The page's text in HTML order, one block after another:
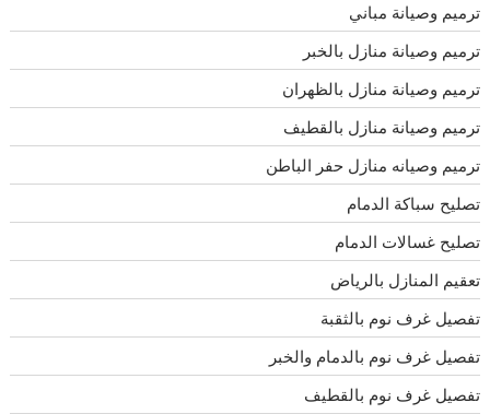
ترميم وصيانة مباني
ترميم وصيانة منازل بالخبر
ترميم وصيانة منازل بالظهران
ترميم وصيانة منازل بالقطيف
ترميم وصيانه منازل حفر الباطن
تصليح سباكة الدمام
تصليح غسالات الدمام
تعقيم المنازل بالرياض
تفصيل غرف نوم بالثقبة
تفصيل غرف نوم بالدمام والخبر
تفصيل غرف نوم بالقطيف